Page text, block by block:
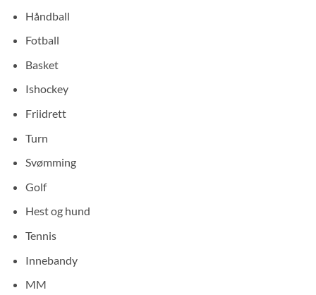
Håndball
Fotball
Basket
Ishockey
Friidrett
Turn
Svømming
Golf
Hest og hund
Tennis
Innebandy
MM